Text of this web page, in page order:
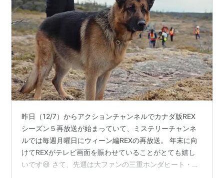
昨日（12/7）からアクションチャンネルでカナダ版REX
シーズン５再放送が始まっていて、ミステリーチャンネ
ルでは毎週月曜日にウィーン編REXの再放送。 年末に向
けてREXがテレビ画面を賑わせていることがとても嬉し
いです😃 さて、先週は大ファンの三重ホンダヒート・